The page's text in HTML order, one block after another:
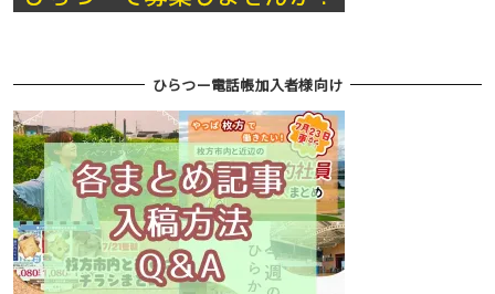
ひらつー電話帳加入者様向け